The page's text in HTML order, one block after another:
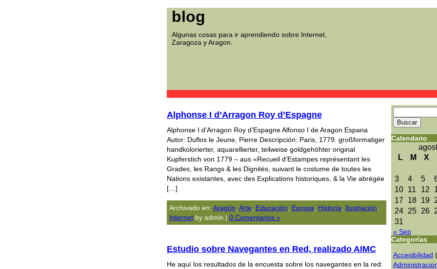
blog
Algunas cosas para ir aprendiendo sobre Internet,
Zaragoza y Aragon.
Alphonse I d’Arragon Roy d’Espagne
Alphonse I d’Arragon Roy d’Espagne Alfonso I de Aragon Espana
Autor: Duflos le Jeune, Pierre Descripción: Paris, 1779. großformatiger
handkolorierter, aquarellierter, teilweise goldgehöhter original
Kupferstich von 1779 – aus «Recueil d’Estampes représentant les
Grades, les Rangs & les Dignités, suivant le costume de toutes les
Nations existantes, avec des Explications historiques, & la Vie abrégée
[…]
Archivado en: Aragón Arte Educación Europa Historia Ilustración
Internet by admin | 0 Comentarios »
Estudio sobre Navegantes en Red, realizado AIMC
He aquí los resultados de la encuesta sobre los navegantes en la red:
Calendario
L
M X
3
4 5
10 11 12
17
18 19
24 25 26
31
« Sep
Categorías
Accesibilidad